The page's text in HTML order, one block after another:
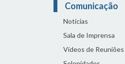
Comunicação
Notícias
Sala de Imprensa
Vídeos de Reuniões